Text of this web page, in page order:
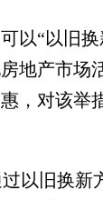
“以旧换
地产市场
，对该举
以旧换新